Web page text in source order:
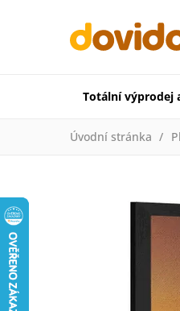
Totální výprodej
Úvodní stránka